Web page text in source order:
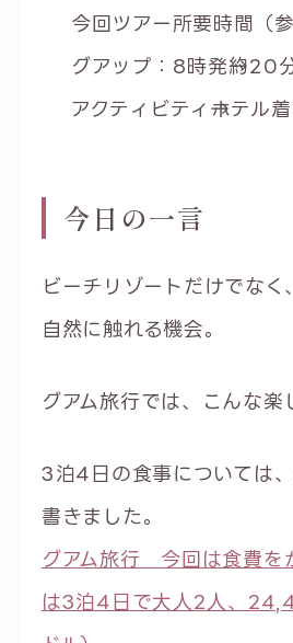
今回ツアー所要時間（
グアップ：8時発→約20
アクティビティ→ホテル
今日の一言
ビーチリゾートだけでなく
自然に触れる機会。
グアム旅行では、こんな楽
3泊4日の食事については
書きました。
グアム旅行 今回は食費を
は3泊4日で大人2人、